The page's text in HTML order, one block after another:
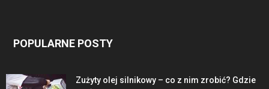
POPULARNE POSTY
Zużyty olej silnikowy – co z nim zrobić? Gdzie